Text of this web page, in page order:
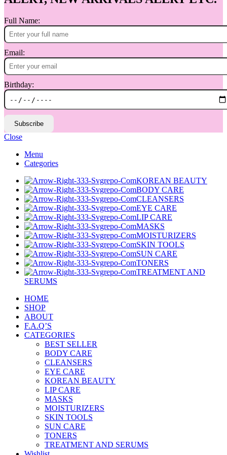
Full Name:
Email:
Birthday:
Subscribe
Close
Menu
Categories
KOREAN BEAUTY
BODY CARE
CLEANSERS
EYE CARE
LIP CARE
MASKS
MOISTURIZERS
SKIN TOOLS
SUN CARE
TONERS
TREATMENT AND
SERUMS
HOME
SHOP
ABOUT
F.A.Q’S
CATEGORIES
BEST SELLER
BODY CARE
CLEANSERS
EYE CARE
KOREAN BEAUTY
LIP CARE
MASKS
MOISTURIZERS
SKIN TOOLS
SUN CARE
TONERS
TREATMENT AND SERUMS